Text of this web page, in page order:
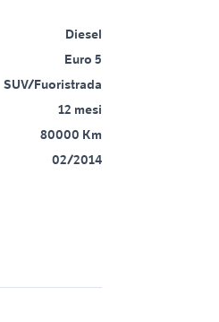
Diesel
Euro 5
SUV/Fuoristrada
12 mesi
80000 Km
02/2014